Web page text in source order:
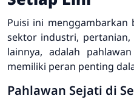
Puisi ini
sektor industri,
lainnya, adalah
memiliki peran penting
Pahlawan Sejati di